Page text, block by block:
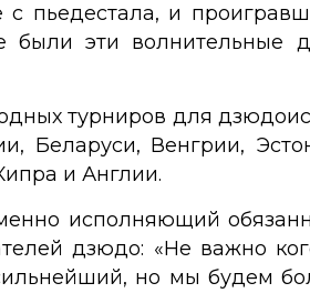
пьедестала, и
эти волнительные
турниров для
Беларуси, Венгрии,
и Англии.
исполняющий
дзюдо: «Не важно
но мы будем